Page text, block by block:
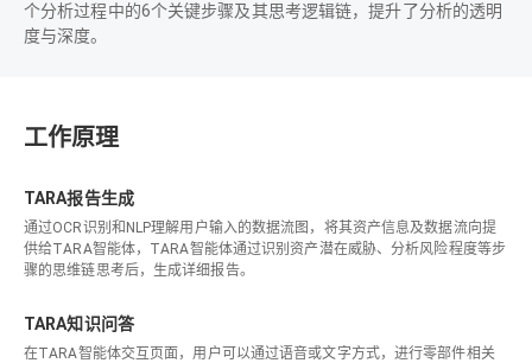
个分析过程中的6个关键步骤及其思考逻辑链，提升了分析的透明
度与深度。
工作原理
TARA报告生成
通过OCR识别和NLP理解用户输入的数据流图，将其资产信息及数据流向提
供给TARA智能体，TARA智能体通过识别资产潜在威胁、分析风险程度等步
骤的思维链思考后，生成详细报告。
TARA知识问答
在TARA智能体交互页面，用户可以通过语音或文字方式，进行零部件相关